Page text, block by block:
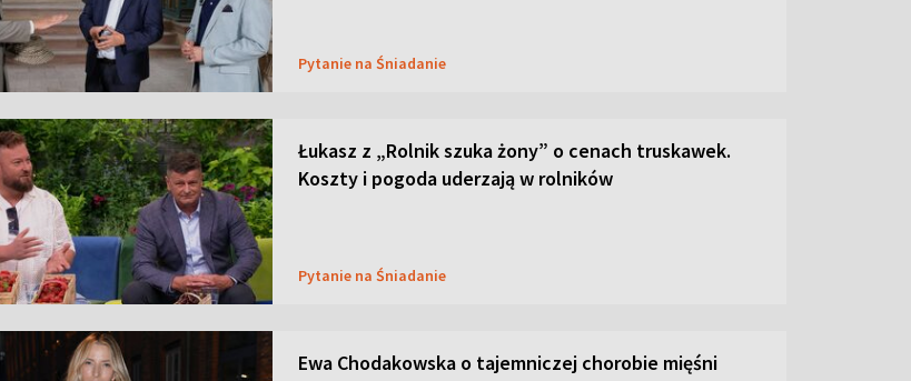
Pytanie na Śniadanie
Łukasz z „Rolnik szuka żony” o cenach truskawek.
Koszty i pogoda uderzają w rolników
Pytanie na Śniadanie
Ewa Chodakowska o tajemniczej chorobie mięśni